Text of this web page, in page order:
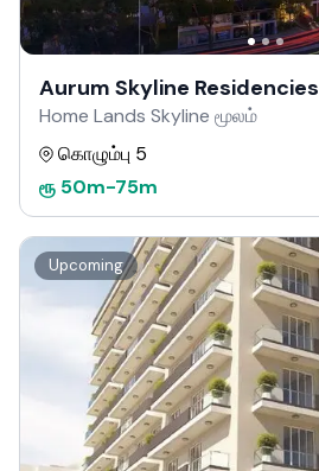
Aurum Skyline Residencies
Home Lands Skyline மூலம்
கொழும்பு 5
ரூ 50m-75m
Upcoming